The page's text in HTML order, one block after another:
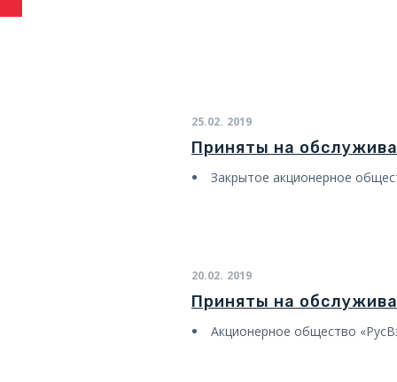
25.02. 2019
Приняты на
Закрытое акционерное
20.02. 2019
Приняты на
Акционерное общество «